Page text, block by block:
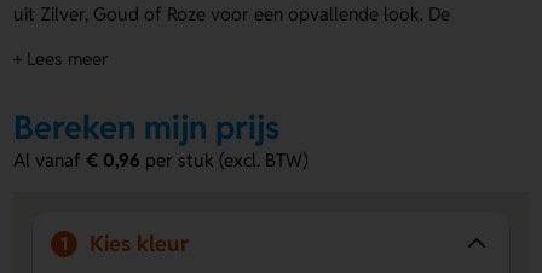
uit Zilver, Goud of Roze voor een opvallende look. De
eigen ontwerp op de Voorzijde of Achterzijde te laten
een prijs op.
Voordelen van de Poznan
Opvallende metallic uitstraling
- Kies Zilver, Goud of
Roze voor een speelse en luxe look.
+ Lees meer
Bereken mijn prijs
Al vanaf€ 0,96 per stuk (excl. BTW)
1 Kies kleur